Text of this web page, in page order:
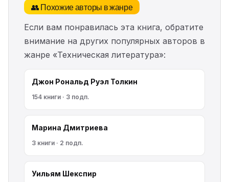
👥 Похожие авторы в жанре
Если вам понравилась эта книга, обратите
внимание на других популярных авторов в
жанре «Техническая литература»:
Джон Рональд Руэл Толкин
154 книги · 3 подп.
Марина Дмитриева
3 книги · 2 подп.
Уильям Шекспир